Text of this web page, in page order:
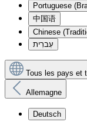
Portuguese
中国语
Chinese
עִברִית
Tous les pays et
Allemagne
Deutsch